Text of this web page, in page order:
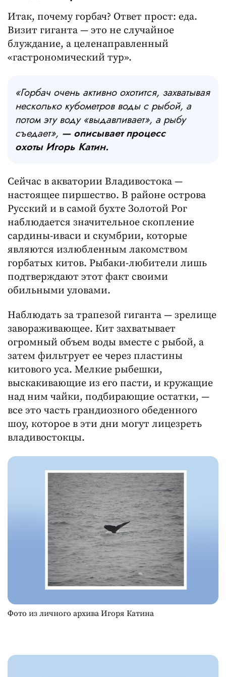
Итак, почему горбач? Ответ прост: еда.
Визит гиганта — это не случайное
блуждание, а целенаправленный
«гастрономический тур».
«Горбач очень активно охотится, захватывая
несколько кубометров воды с рыбой, а
потом эту воду «выдавливает», а рыбу
съедает», — описывает процесс
охоты Игорь Катин.
Сейчас в акватории Владивостока —
настоящее пиршество. В районе острова
Русский и в самой бухте Золотой Рог
наблюдается значительное скопление
сардины-иваси и скумбрии, которые
являются излюбленным лакомством
горбатых китов. Рыбаки-любители лишь
подтверждают этот факт своими
обильными уловами.
Наблюдать за трапезой гиганта — зрелище
завораживающее. Кит захватывает
огромный объем воды вместе с рыбой, а
затем фильтрует ее через пластины
китового уса. Мелкие рыбешки,
выскакивающие из его пасти, и кружащие
над ним чайки, подбирающие остатки, —
все это часть грандиозного обеденного
шоу, которое в эти дни могут лицезреть
владивостокцы.
Фото из личного архива Игоря Катина